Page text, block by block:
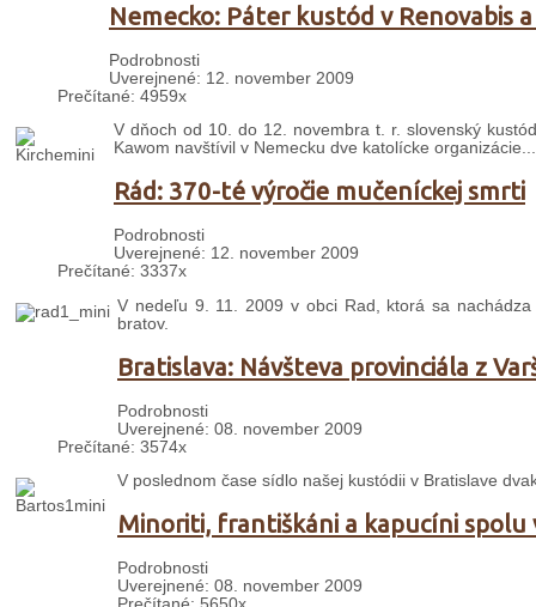
Nemecko: Páter kustód v Renovabis
Podrobnosti
Uverejnené: 12. november 2009
Prečítané: 4959x
V dňoch od 10. do 12. novembra t. r. slovenský
Kawom navštívil v Nemecku dve katolícke organizácie...
Rád: 370-té výročie mučeníckej smrti
Podrobnosti
Uverejnené: 12. november 2009
Prečítané: 3337x
V nedeľu 9. 11. 2009 v obci Rad, ktorá sa
bratov.
Bratislava: Návšteva provinciála z
Podrobnosti
Uverejnené: 08. november 2009
Prečítané: 3574x
V poslednom čase sídlo našej kustódii v Bratislave
Minoriti, františkáni a kapucíni spolu
Podrobnosti
Uverejnené: 08. november 2009